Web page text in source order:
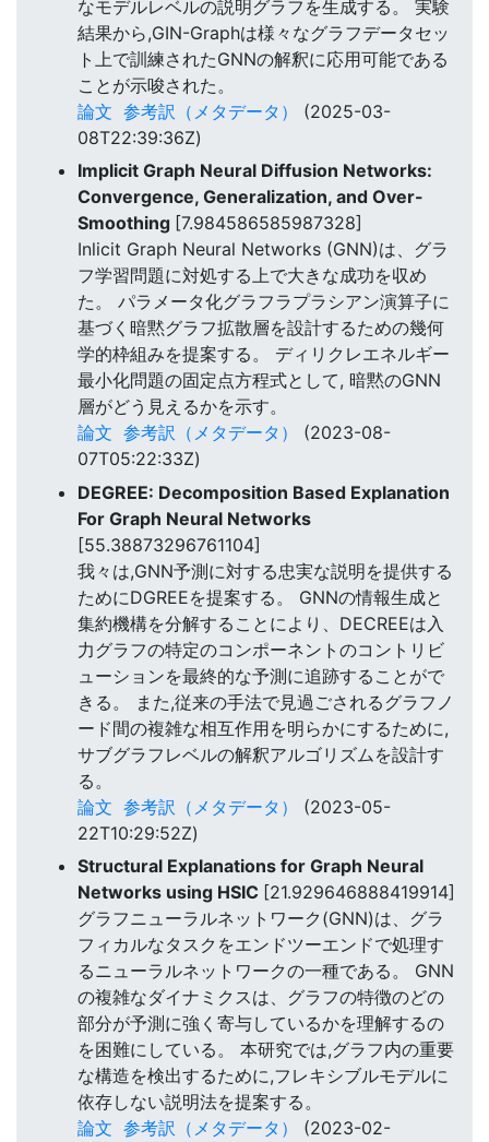
なモデルレベルの説明グラフを生成する。 実験
結果から,GIN-Graphは様々なグラフデータセッ
ト上で訓練されたGNNの解釈に応用可能である
ことが示唆された。
論文 参考訳（メタデータ）
(2025-03-
08T22:39:36Z)
Implicit Graph Neural Diffusion Networks:
Convergence, Generalization, and Over-
Smoothing [7.984586585987328]
Inlicit Graph Neural Networks (GNN)は、グラ
フ学習問題に対処する上で大きな成功を収め
た。 パラメータ化グラフラプラシアン演算子に
基づく暗黙グラフ拡散層を設計するための幾何
学的枠組みを提案する。 ディリクレエネルギー
最小化問題の固定点方程式として, 暗黙のGNN
層がどう見えるかを示す。
論文 参考訳（メタデータ）
(2023-08-
07T05:22:33Z)
DEGREE: Decomposition Based Explanation
For Graph Neural Networks
[55.38873296761104]
我々は,GNN予測に対する忠実な説明を提供する
ためにDGREEを提案する。 GNNの情報生成と
集約機構を分解することにより、DECREEは入
力グラフの特定のコンポーネントのコントリビ
ューションを最終的な予測に追跡することがで
きる。 また,従来の手法で見過ごされるグラフノ
ード間の複雑な相互作用を明らかにするために,
サブグラフレベルの解釈アルゴリズムを設計す
る。
論文 参考訳（メタデータ）
(2023-05-
22T10:29:52Z)
Structural Explanations for Graph Neural
Networks using HSIC [21.929646888419914]
グラフニューラルネットワーク(GNN)は、グラ
フィカルなタスクをエンドツーエンドで処理す
るニューラルネットワークの一種である。 GNN
の複雑なダイナミクスは、グラフの特徴のどの
部分が予測に強く寄与しているかを理解するの
を困難にしている。 本研究では,グラフ内の重要
な構造を検出するために,フレキシブルモデルに
依存しない説明法を提案する。
論文 参考訳（メタデータ）
(2023-02-